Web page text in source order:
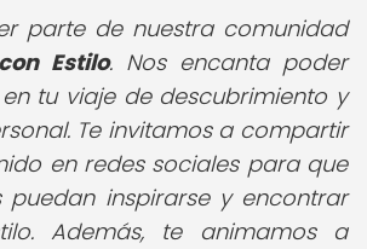
parte de nuestra comunidad
Estilo. Nos encanta poder
tu viaje de descubrimiento y
Te invitamos a compartir
en redes sociales para que
puedan inspirarse y encontrar
Además, te animamos a